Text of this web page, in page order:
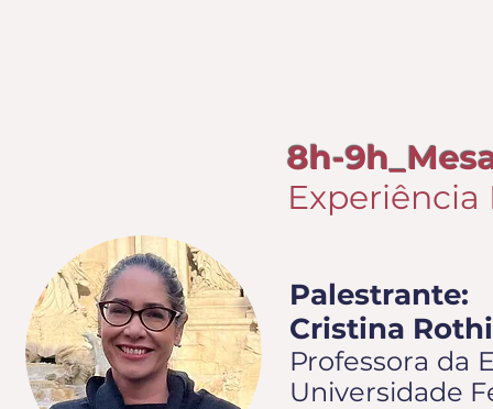
8h-
Palestrante:
Cristina
Professora da
Universidade